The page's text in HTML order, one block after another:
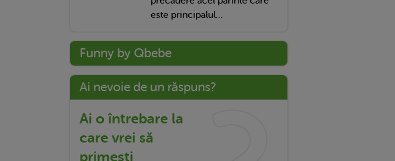
este principalul...
Funny by Qbebe
Ai nevoie de un răspuns?
Ai o întrebare la
care vrei să
primești